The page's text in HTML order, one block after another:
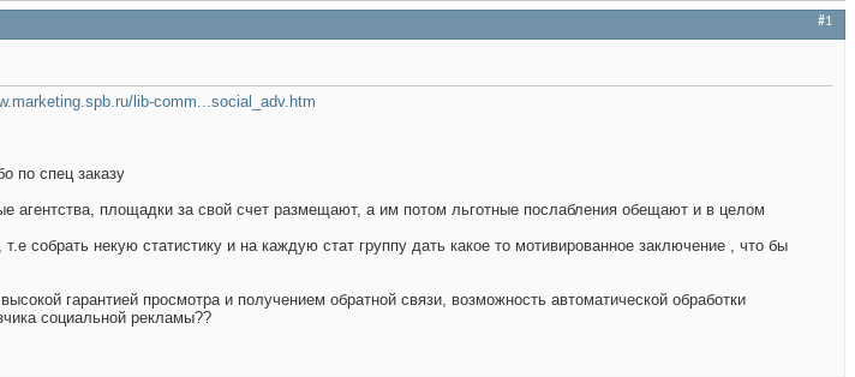
#1
lib-comm...social_adv.htm
по спец заказу
агентства, площадки за свой счет размещают, а им потом льготные послабления обещают и в целом
собрать некую статистику и на каждую стат группу дать какое то мотивированное заключение , что бы
гарантией просмотра и получением обратной связи, возможность автоматической обработки
социальной рекламы??